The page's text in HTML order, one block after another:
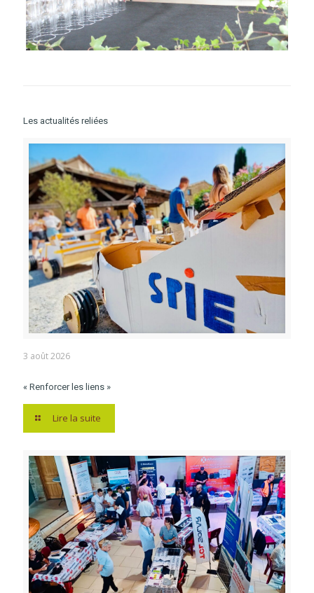
Les actualités reliées
3 août 2026
« Renforcer les liens »
Lire la suite